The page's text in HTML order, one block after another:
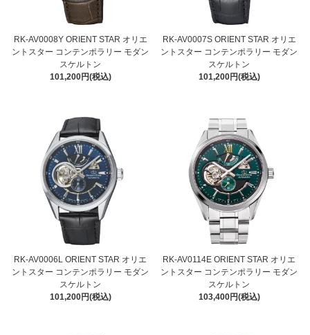
RK-AV0008Y ORIENT STAR オリエ
ントスター コンテンポラリー モダン
スケルトン
101,200円(税込)
RK-AV0007S ORIENT STAR オリエ
ントスター コンテンポラリー モダン
スケルトン
101,200円(税込)
RK-AV0006L ORIENT STAR オリエ
ントスター コンテンポラリー モダン
スケルトン
101,200円(税込)
RK-AV0114E ORIENT STAR オリエ
ントスター コンテンポラリー モダン
スケルトン
103,400円(税込)